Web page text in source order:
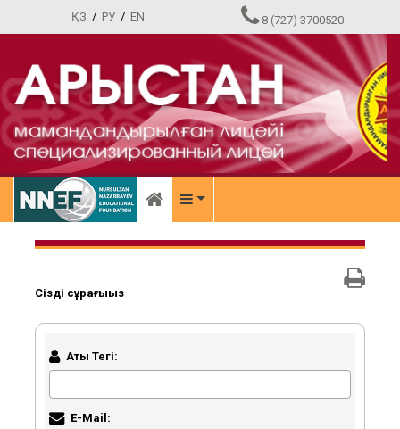
ҚЗ / РУ/ EN 8 (727) 3700520
Сіздің сұрағыңыз
Аты Тегі:
E-Mail: